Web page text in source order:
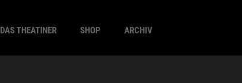
DAS THEATINER SHOP ARCHIV